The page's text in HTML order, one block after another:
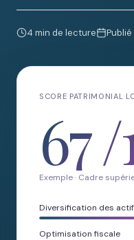
4 min de lecture Publié
SCORE PATRIMONIAL
67/
Exemple · Cadre
Diversification des
Optimisation fiscale